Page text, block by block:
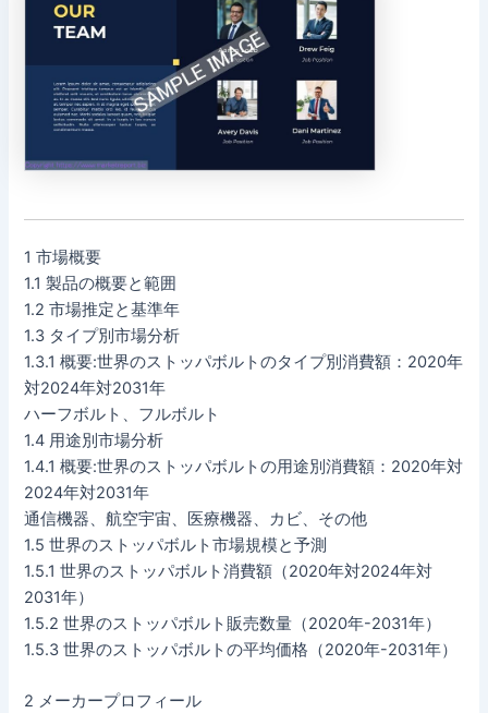
1 市場概要
1.1 製品の概要と範囲
1.2 市場推定と基準年
1.3 タイプ別市場分析
1.3.1 概要:世界のストッパボルトのタイプ別消費額：2020年
対2024年対2031年
ハーフボルト、フルボルト
1.4 用途別市場分析
1.4.1 概要:世界のストッパボルトの用途別消費額：2020年対
2024年対2031年
通信機器、航空宇宙、医療機器、カビ、その他
1.5 世界のストッパボルト市場規模と予測
1.5.1 世界のストッパボルト消費額（2020年対2024年対
2031年）
1.5.2 世界のストッパボルト販売数量（2020年-2031年）
1.5.3 世界のストッパボルトの平均価格（2020年-2031年）
2 メーカープロフィール